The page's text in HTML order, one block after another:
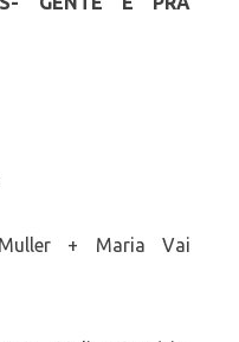
+ Maria Vai